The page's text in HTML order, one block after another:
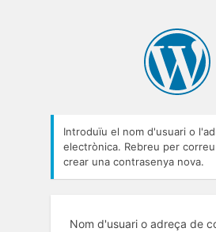
Introduïu el nom d'usuari o
electrònica. Rebreu per
crear una contrasenya nova.
Nom d'usuari o adreça de